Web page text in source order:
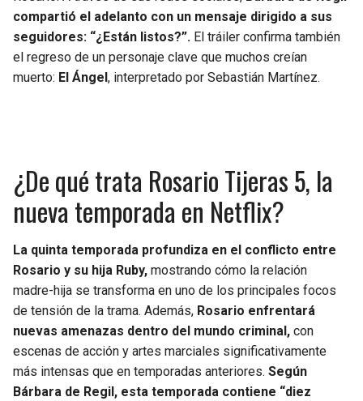
compartió el adelanto con un mensaje dirigido a sus
seguidores: “¿Están listos?”. El tráiler confirma también
el regreso de un personaje clave que muchos creían
muerto: El Ángel , interpretado por Sebastián Martínez.
¿De qué trata Rosario Tijeras 5, la
nueva temporada en Netflix?
La quinta temporada profundiza en el conflicto entre
Rosario y su hija Ruby, mostrando cómo la relación
madre-hija se transforma en uno de los principales focos
de tensión de la trama. Además, Rosario enfrentará
nuevas amenazas dentro del mundo criminal, con
escenas de acción y artes marciales significativamente
más intensas que en temporadas anteriores. Según
Bárbara de Regil, esta temporada contiene “diez